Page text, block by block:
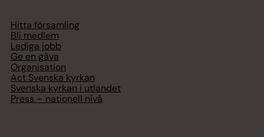
Hitta församling
Bli medlem
Lediga jobb
Ge en gåva
Organisation
Act Svenska kyrkan
Svenska kyrkan i utlandet
Press – nationell nivå